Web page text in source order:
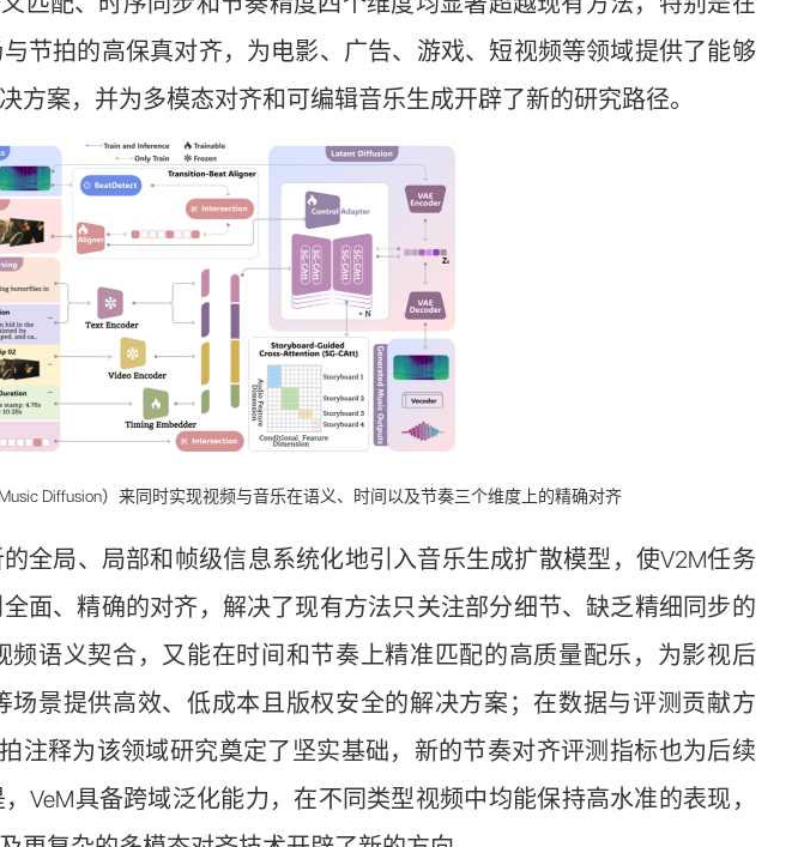
节拍的高保真对齐，为电影、广告、游戏、短视频等领域提供了能够
方案，并为多模态对齐和可编辑音乐生成开辟了新的研究路径。
Diffusion）来同时实现视频与音乐在语义、时间以及节奏三个维度上的精确对齐
全局、局部和帧级信息系统化地引入音乐生成扩散模型，使V2M任务
面、精确的对齐，解决了现有方法只关注部分细节、缺乏精细同步的
语义契合，又能在时间和节奏上精准匹配的高质量配乐，为影视后
景提供高效、低成本且版权安全的解决方案；在数据与评测贡献方
注释为该领域研究奠定了坚实基础，新的节奏对齐评测指标也为后续
VeM具备跨域泛化能力，在不同类型视频中均能保持高水准的表现，